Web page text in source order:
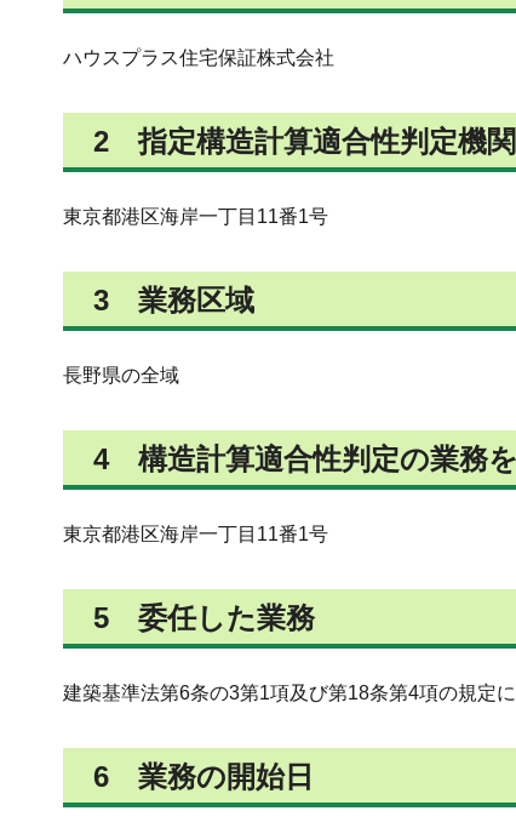
ハウスプラス住宅保証株式会社
2 指定構造計算適合性判定機
東京都港区海岸一丁目11番1号
3 業務区域
長野県の全域
4 構造計算適合性判定の業務
東京都港区海岸一丁目11番1号
5 委任した業務
建築基準法第6条の3第1項及び第18条第4項の規定
6 業務の開始日